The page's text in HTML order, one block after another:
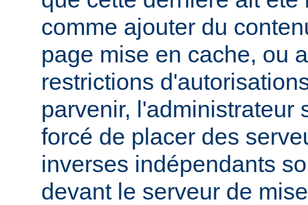
comme ajouter du
page mise en cache, ou
restrictions
parvenir, l'administrateur
forcé de placer des
inverses indépendants
devant le serveur de